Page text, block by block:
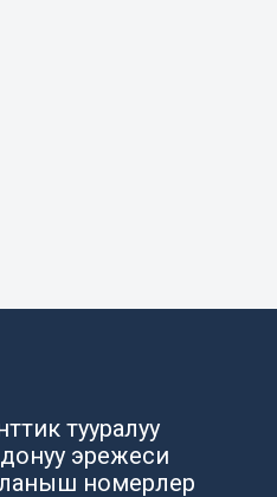
тууралуу
эрежеси
номерлер